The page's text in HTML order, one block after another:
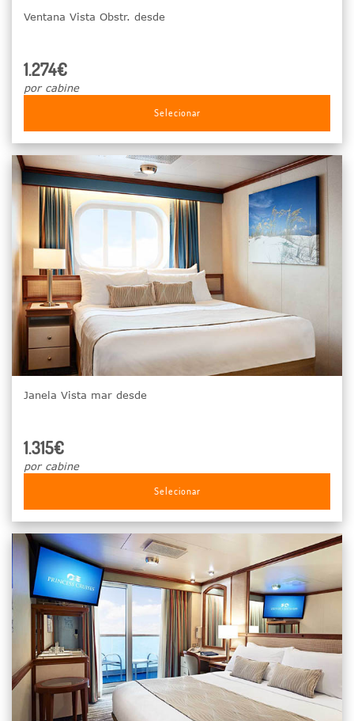
Ventana Vista Obstr. desde
1.274€
por cabine
Selecionar
Janela Vista mar desde
1.315€
por cabine
Selecionar